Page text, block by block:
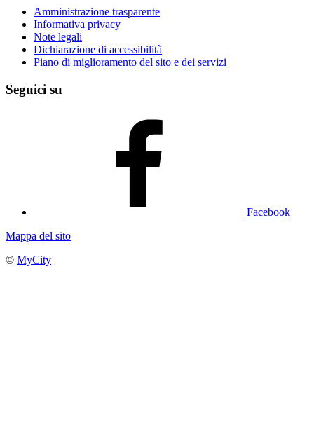
Amministrazione trasparente
Informativa privacy
Note legali
Dichiarazione di accessibilità
Piano di miglioramento del sito e dei servizi
Seguici su
Facebook
Mappa del sito
© MyCity